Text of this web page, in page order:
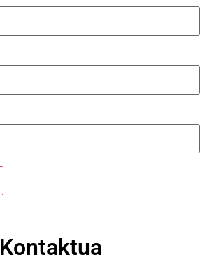
Kontaktua